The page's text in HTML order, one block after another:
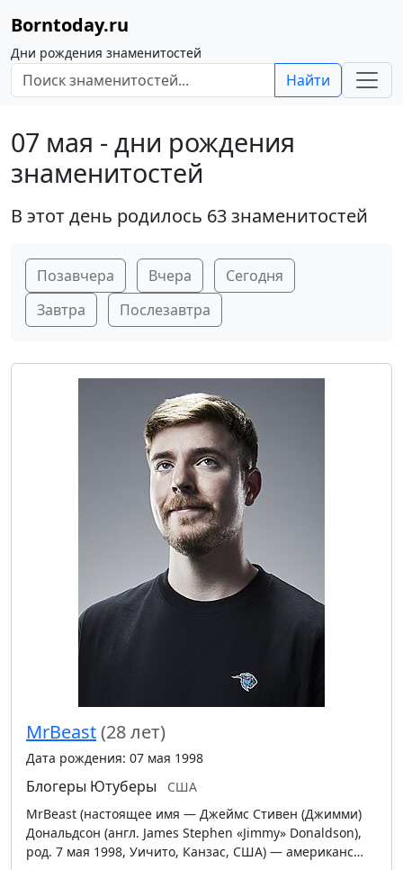
Borntoday.ru
Дни рождения знаменитостей
Найти
07 мая - дни рождения
знаменитостей
В этот день родилось 63 знаменитостей
Позавчера Вчера
Сегодня
Завтра
Послезавтра
MrBeast(28 лет)
Дата рождения: 07 мая 1998
Блогеры Ютуберы
США
MrBeast (настоящее имя — Джеймс Стивен (Джимми)
Дональдсон (англ. James Stephen «Jimmy» Donaldson),
род. 7 мая 1998, Уичито, Канзас, США) — американс…